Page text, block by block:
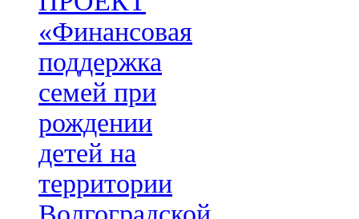
«Финансовая
поддержка
семей при
рождении
детей на
территории